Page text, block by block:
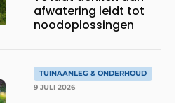
afwatering leidt tot
noodoplossingen
TUINAANLEG & ONDERHOUD
9 JULI 2026